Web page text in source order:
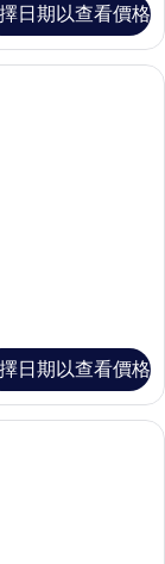
日期以查看價格
被、舒適加層、迷你吧
日期以查看價格
, 1 張特大雙人床, 海